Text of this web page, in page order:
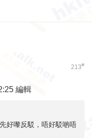
213#
編輯
好嚟反駁，唔好駁啲唔